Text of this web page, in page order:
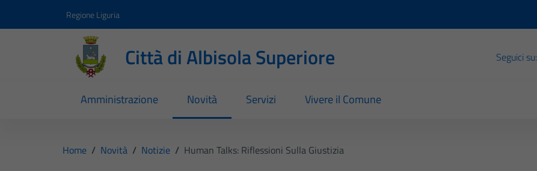
Regione Liguria
Città di Albisola Superiore Seguici su:
Amministrazione Novità Servizi Vivere il Comune
Home / Novità / Notizie / Human Talks: Riflessioni Sulla Giustizia